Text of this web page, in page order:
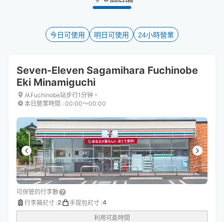
keyboard
shortcuts
for
changing
key
to
keyboard
shortcuts
for
changing
今日可使用 明日可使用 24小時營業
Seven-Eleven Sagamihara Fuchinobe
Eki Minamiguchi
从Fuchinobe站步行1分钟。
本日營業時間 : 00:00〜00:00
可保管的行李數
行李箱尺寸 :2 手提包尺寸 :4
利用可能時間